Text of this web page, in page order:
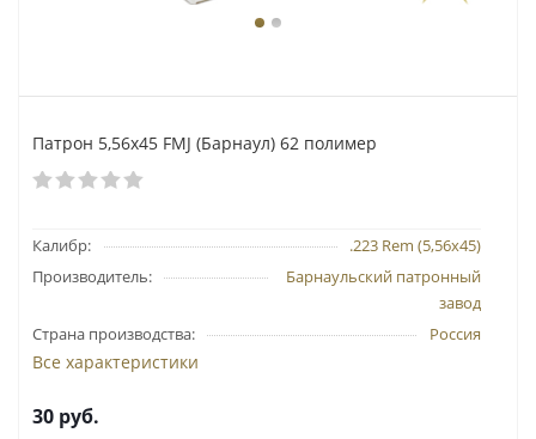
Патрон 5,56х45 FMJ (Барнаул) 62 полимер
Калибр:
.223 Rem (5,56х45)
Производитель:
Барнаульский патронный
завод
Страна производства:
Россия
Все характеристики
30 руб.